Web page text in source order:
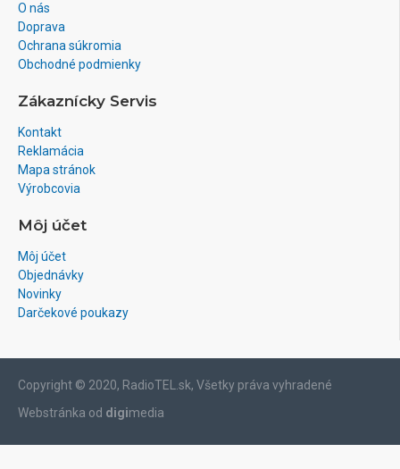
O nás
Doprava
Ochrana súkromia
Obchodné podmienky
Zákaznícky Servis
Kontakt
Reklamácia
Mapa stránok
Výrobcovia
Môj účet
Môj účet
Objednávky
Novinky
Darčekové poukazy
Copyright © 2020, RadioTEL.sk, Všetky práva vyhradené
Webstránka od digimedia